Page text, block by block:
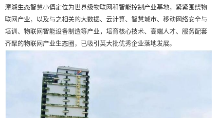
潼湖生态智慧小傎定位为世界级物联网和智能控制产业基地，紧紧围绕物
联网产业，以及与之相关的大数据、云计算、智慧城市、移动网络安全与
培训、物联网智能设备制造等产业，培育核心技术、高端人才、服务配套
齐聚的物联网产业生态圈，已吸引英大批优秀企业落地发展。